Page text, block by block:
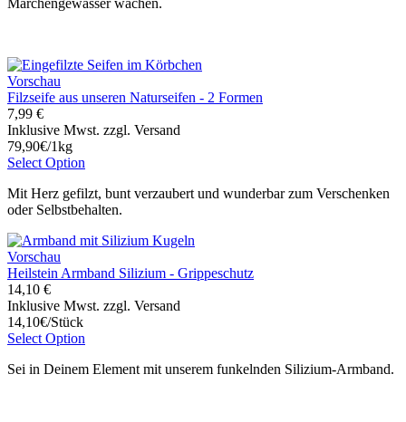
Märchengewässer wachen.
Vorschau
Filzseife aus unseren Naturseifen - 2 Formen
7,99 €
Inklusive Mwst. zzgl. Versand
79,90€/1kg
Select Option
Mit Herz gefilzt, bunt verzaubert und wunderbar zum Verschenken
oder Selbstbehalten.
Vorschau
Heilstein Armband Silizium - Grippeschutz
14,10 €
Inklusive Mwst. zzgl. Versand
14,10€/Stück
Select Option
Sei in Deinem Element mit unserem funkelnden Silizium-Armband.